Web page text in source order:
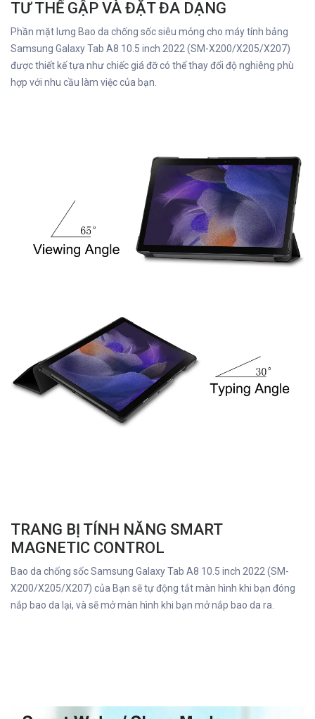
TƯ THẾ GẬP VÀ ĐẶT ĐA DẠNG
Phần mặt lưng Bao da chống sốc siêu mỏng cho máy tính bảng
Samsung Galaxy Tab A8 10.5 inch 2022 (SM-X200/X205/X207)
được thiết kế tựa như chiếc giá đỡ có thể thay đổi độ nghiêng phù
hợp với nhu cầu làm việc của bạn.
TRANG BỊ TÍNH NĂNG SMART
MAGNETIC CONTROL
Bao da chống sốc Samsung Galaxy Tab A8 10.5 inch 2022 (SM-
X200/X205/X207) của Bạn sẽ tự động tắt màn hình khi bạn đóng
nắp bao da lại, và sẽ mở màn hình khi bạn mở nắp bao da ra.